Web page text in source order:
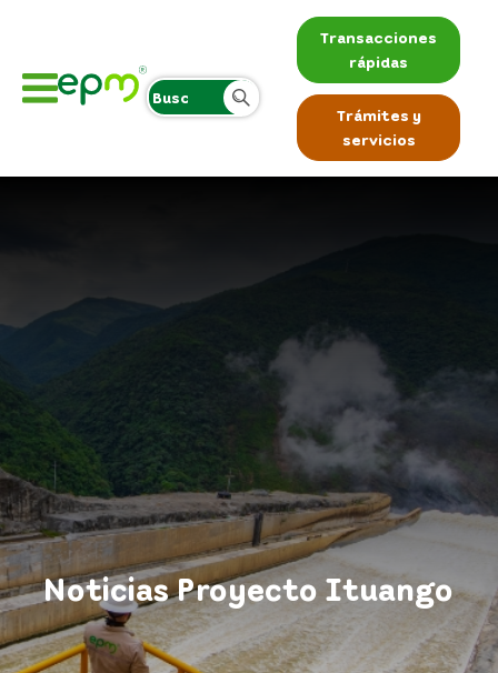
Transacciones
rápidas
Trámites y
servicios
Noticias Proyecto Ituango